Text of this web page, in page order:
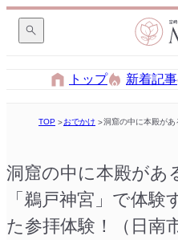
トップ 新着記事
TOP おでかけ 洞窟の中に本殿が
洞窟の中に本殿があ
「鵜戸神宮」で体
た参拝体験！（日南